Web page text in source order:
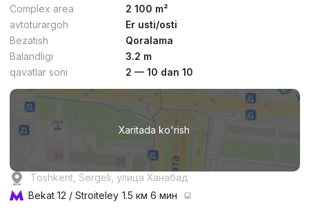
Complex area
2 100 m²
avtoturargoh
Er usti/osti
Bezatish
Qoralama
Balandligi
3.2 m
qavatlar soni
2 — 10 dan 10
Xaritada ko'rish
Toshkent, Sergeli, улица Ханабад
Bekat 12 / Stroiteley 1.5 км 6 мин